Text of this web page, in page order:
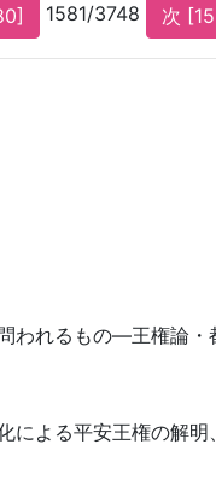
1581/3748 次
われるもの―王権論
による平安王権の解